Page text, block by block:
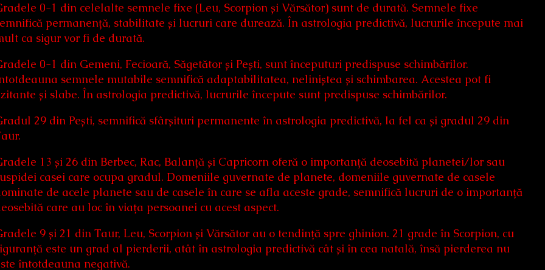
0-1 din celelalte semnele fixe (Leu, Scorpion și Vărsător) sunt de durată. Semnele fixe
permanență, stabilitate și lucruri care durează. În astrologia predictivă, lucrurile începute mai
ca sigur vor fi de durată.
0-1 din Gemeni, Fecioară, Săgetător și Pești, sunt începuturi predispuse schimbărilor.
semnele mutabile semnifică adaptabilitatea, neliniștea și schimbarea. Acestea pot fi
și slabe. În astrologia predictivă, lucrurile începute sunt predispuse schimbărilor.
29 din Pești, semnifică sfârșituri permanente în astrologia predictivă, la fel ca și gradul 29 din
13 și 26 din Berbec, Rac, Balanță și Capricorn oferă o importanță deosebită planetei/lor sau
casei care ocupa gradul. Domeniile guvernate de planete, domeniile guvernate de casele
de acele planete sau de casele în care se afla aceste grade, semnifică lucruri de o importanță
care au loc în viața persoanei cu acest aspect.
9 și 21 din Taur, Leu, Scorpion și Vărsător au o tendință spre ghinion. 21 grade în Scorpion, cu
este un grad al pierderii, atât în astrologia predictivă cât și în cea natală, însă pierderea nu
întotdeauna negativă.